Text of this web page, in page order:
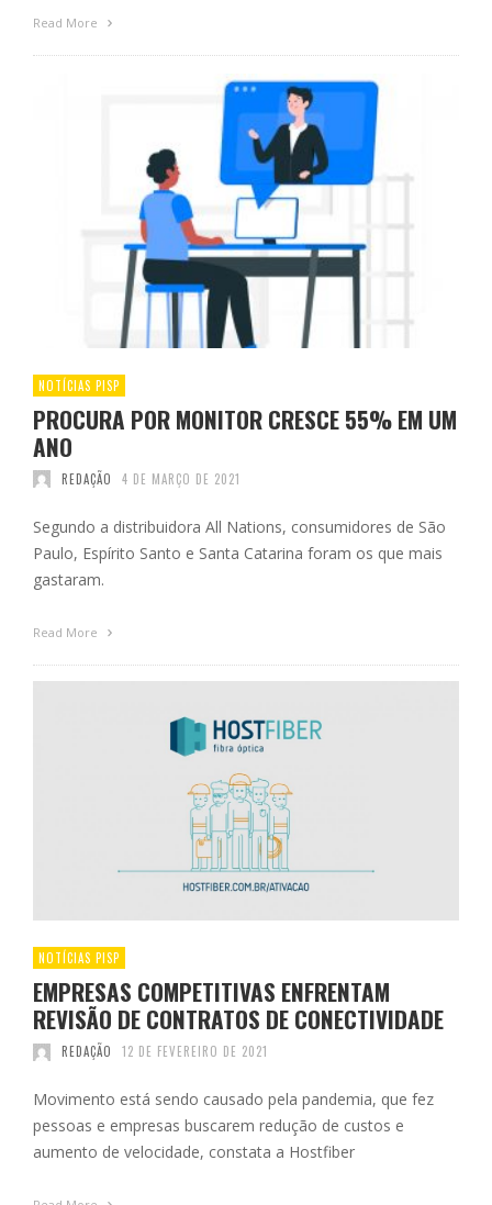
Read More
NOTÍCIAS PISP
PROCURA POR MONITOR CRESCE 55% EM UM
ANO
REDAÇÃO 4 DE MARÇO DE 2021
Segundo a distribuidora All Nations, consumidores de São
Paulo, Espírito Santo e Santa Catarina foram os que mais
gastaram.
Read More
NOTÍCIAS PISP
EMPRESAS COMPETITIVAS ENFRENTAM
REVISÃO DE CONTRATOS DE CONECTIVIDADE
REDAÇÃO 12 DE FEVEREIRO DE 2021
Movimento está sendo causado pela pandemia, que fez
pessoas e empresas buscarem redução de custos e
aumento de velocidade, constata a Hostfiber